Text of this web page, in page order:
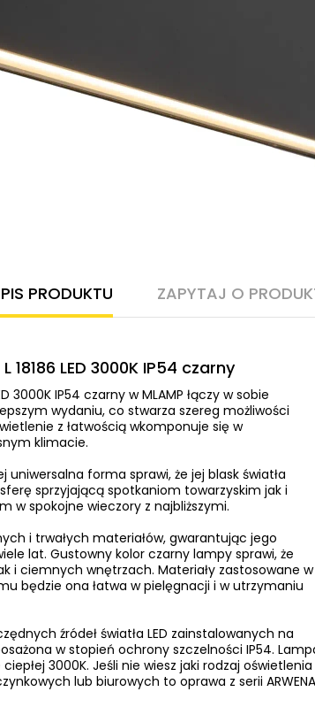
PRODUKTU ZAPYTAJ O
LED 3000K IP54 czarny
3000K IP54 czarny w MLAMP łączy w sobie
wydaniu, co stwarza szereg możliwości
z łatwością wkomponuje się w
klimacie.
forma sprawi, że jej blask światła
sprzyjającą spotkaniom towarzyskim jak i
w spokojne wieczory z najbliższymi.
i trwałych materiałów, gwarantując jego
lat. Gustowny kolor czarny lampy sprawi, że
i ciemnych wnętrzach. Materiały zastosowane w
będzie ona łatwa w pielęgnacji i w utrzymaniu
źródeł światła LED zainstalowanych na
w stopień ochrony szczelności IP54.
3000K. Jeśli nie wiesz jaki rodzaj oświetlenia
lub biurowych to oprawa z serii ARWENA